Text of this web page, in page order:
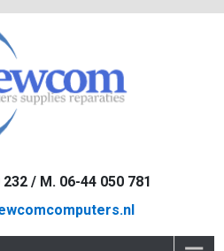
/ M. 06-44 050 781